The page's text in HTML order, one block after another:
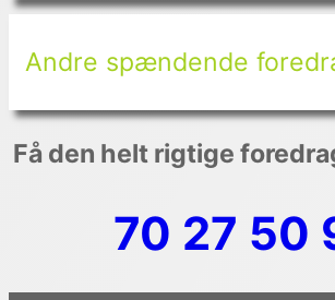
Andre spændende
Få den helt rigtige
70 27 50